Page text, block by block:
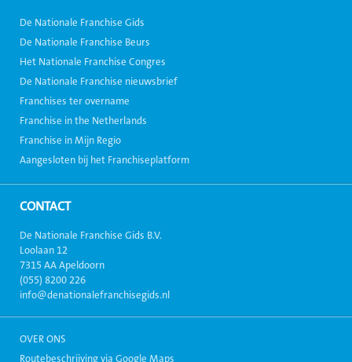
De Nationale Franchise Gids
De Nationale Franchise Beurs
Het Nationale Franchise Congres
De Nationale Franchise nieuwsbrief
Franchises ter overname
Franchise in the Netherlands
Franchise in Mijn Regio
Aangesloten bij het Franchiseplatform
CONTACT
De Nationale Franchise Gids B.V.
Loolaan 12
7315 AA Apeldoorn
(055) 8200 226
info@denationalefranchisegids.nl
OVER ONS
Routebeschrijving via Google Maps